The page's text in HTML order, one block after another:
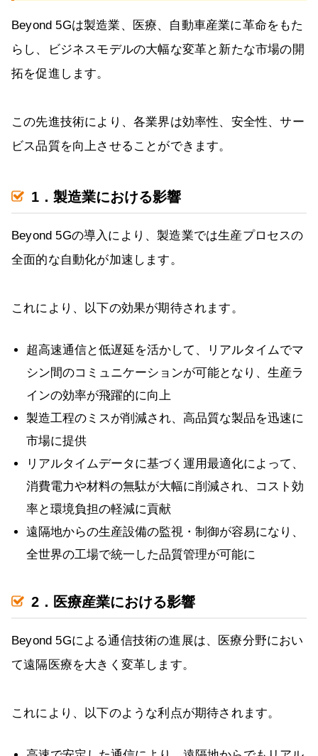
Beyond 5Gは製造業、医療、自動車産業に革命をもた
らし、ビジネスモデルの大幅な変革と新たな市場の開
拓を促進します。
この先進技術により、各業界は効率性、安全性、サー
ビス品質を向上させることができます。
1．製造業における影響
Beyond 5Gの導入により、製造業では生産プロセスの
全面的な自動化が加速します。
これにより、以下の効果が期待されます。
超高速通信と低遅延を活かして、リアルタイムでマ
シン間のコミュニケーションが可能となり、生産ラ
インの効率が飛躍的に向上
製造工程のミスが削減され、高品質な製品を迅速に
市場に提供
リアルタイムデータに基づく運用最適化によって、
消費電力や材料の無駄が大幅に削減され、コスト効
率と環境負担の軽減に貢献
遠隔地からの生産設備の監視・制御が容易になり、
全世界の工場で統一した品質管理が可能に
2．医療産業における影響
Beyond 5Gによる通信技術の進展は、医療分野におい
て遠隔医療を大きく変革します。
これにより、以下のような利点が期待されます。